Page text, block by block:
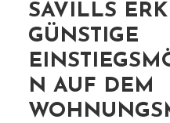
SAVILLS
GÜNSTIGE
N AUF DEM